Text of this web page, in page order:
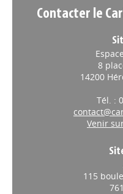
Contacter le
8
14200
Tél. :
Venir
115